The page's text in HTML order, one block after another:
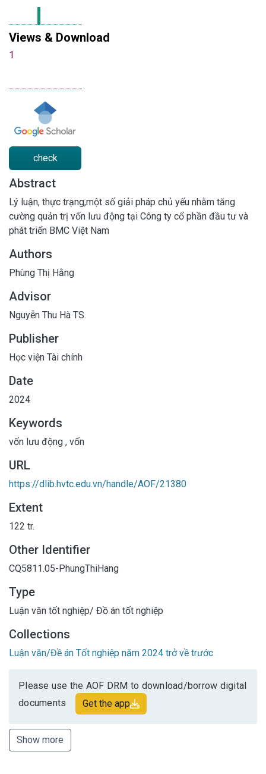
Views & Download
1
check
Abstract
Lý luận, thực trạng,một số giải pháp chủ yếu nhằm tăng
cường quản trị vốn lưu động tại Công ty cổ phần đầu tư và
phát triển BMC Việt Nam
Authors
Phùng Thị Hằng
Advisor
Nguyễn Thu Hà TS.
Publisher
Học viện Tài chính
Date
2024
Keywords
vốn lưu động , vốn
URL
https://dlib.hvtc.edu.vn/handle/AOF/21380
Extent
122 tr.
Other Identifier
CQ5811.05-PhungThiHang
Type
Luận văn tốt nghiệp/ Đồ án tốt nghiệp
Collections
Luận văn/Đề án Tốt nghiệp năm 2024 trở về trước
Please use the AOF DRM to download/borrow digital
documents
Get the app
Show more